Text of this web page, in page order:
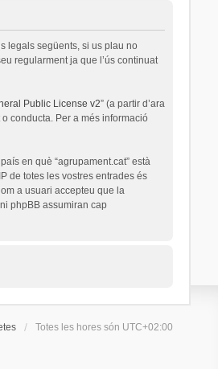
legals següents, si us plau no
regularment ja que l’ús continuat
Public License v2” (a partir d’ara
conducta. Per a més informació
en què “agrupament.cat” està
de totes les vostres entrades és
a usuari accepteu que la
phpBB assumiran cap
Totes les hores són UTC+02:00